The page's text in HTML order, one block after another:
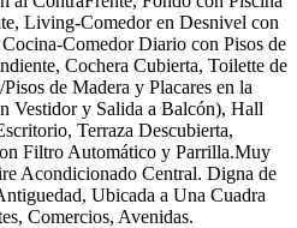
Living-Comedor en Desnivel con
Comedor Diario con Pisos de
Cochera Cubierta, Toilette de
de Madera y Placares en la
Vestidor y Salida a Balcón), Hall
Terraza Descubierta,
Filtro Automático y Parrilla.Muy
Acondicionado Central. Digna de
Ubicada a Una Cuadra
Comercios, Avenidas.